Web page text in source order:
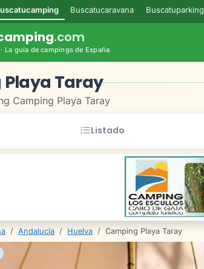
Buscatucaravana Buscatuparking
.com
La guía de campings de España
Taray
Camping Playa Taray
Listado
/ Andalucía / Huelva / Camping Playa Taray